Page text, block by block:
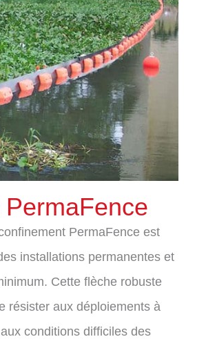
PermaFence
PermaFence est
installations permanentes et
Cette flèche robuste
résister aux déploiements à
conditions difficiles des